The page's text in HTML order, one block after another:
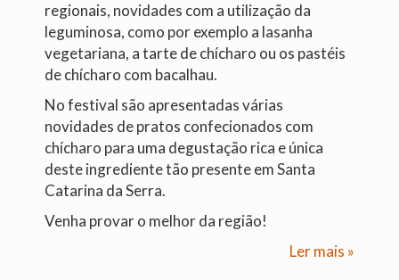
regionais, novidades com a utilização da
leguminosa, como por exemplo a lasanha
vegetariana, a tarte de chícharo ou os pastéis
de chícharo com bacalhau.
No festival são apresentadas várias
novidades de pratos confecionados com
chícharo para uma degustação rica e única
deste ingrediente tão presente em Santa
Catarina da Serra.
Venha provar o melhor da região!
Ler mais »